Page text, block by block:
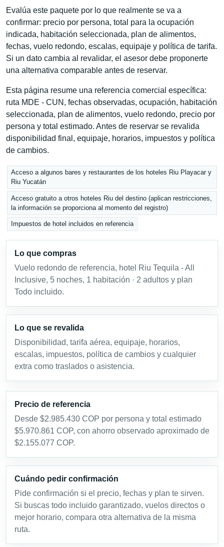
Evalúa este paquete por lo que realmente se va a
confirmar: precio por persona, total para la ocupación
indicada, habitación seleccionada, plan de alimentos,
fechas, vuelo redondo, escalas, equipaje y política de tarifa.
Si un dato cambia al revalidar, el asesor debe proponerte
una alternativa comparable antes de reservar.
Esta página resume una referencia comercial específica:
ruta MDE - CUN, fechas observadas, ocupación, habitación
seleccionada, plan de alimentos, vuelo redondo, precio por
persona y total estimado. Antes de reservar se revalida
disponibilidad final, equipaje, horarios, impuestos y política
de cambios.
Acceso a algunos bares y restaurantes de los hoteles Riu Playacar y
Riu Yucatán
Acceso gratuito a otros hoteles Riu del destino (aplican restricciones,
la información se proporciona al momento del registro)
Impuestos de hotel incluidos en referencia
Lo que compras
Vuelo redondo de referencia, hotel Riu Tequila - All
Inclusive, 5 noches, 1 habitación · 2 adultos y plan
Todo incluido.
Lo que se revalida
Disponibilidad, tarifa aérea, equipaje, horarios,
escalas, impuestos, política de cambios y cualquier
extra como traslados o asistencia.
Precio de referencia
Desde $2.985.430 COP por persona y total estimado
$5.970.861 COP, con ahorro observado aproximado de
$2.155.077 COP.
Cuándo pedir confirmación
Pide confirmación si el precio, fechas y plan te sirven.
Si buscas todo incluido garantizado, vuelos directos o
mejor horario, compara otra alternativa de la misma
ruta.